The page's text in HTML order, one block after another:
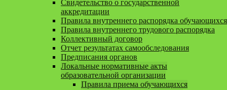
Свидетельство о государственной
аккредитации
Правила внутреннего распорядка обучающихся
Правила внутреннего трудового распорядка
Коллективный договор
Отчет результатах самообследования
Предписания органов
Локальные нормативные акты
образовательной организации
Правила приема обучающихся